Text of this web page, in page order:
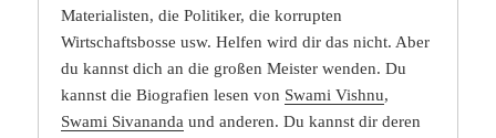
Materialisten, die Politiker, die korrupten
Wirtschaftsbosse usw. Helfen wird dir das nicht. Aber
du kannst dich an die großen Meister wenden. Du
kannst die Biografien lesen von Swami Vishnu,
Swami Sivananda und anderen. Du kannst dir deren